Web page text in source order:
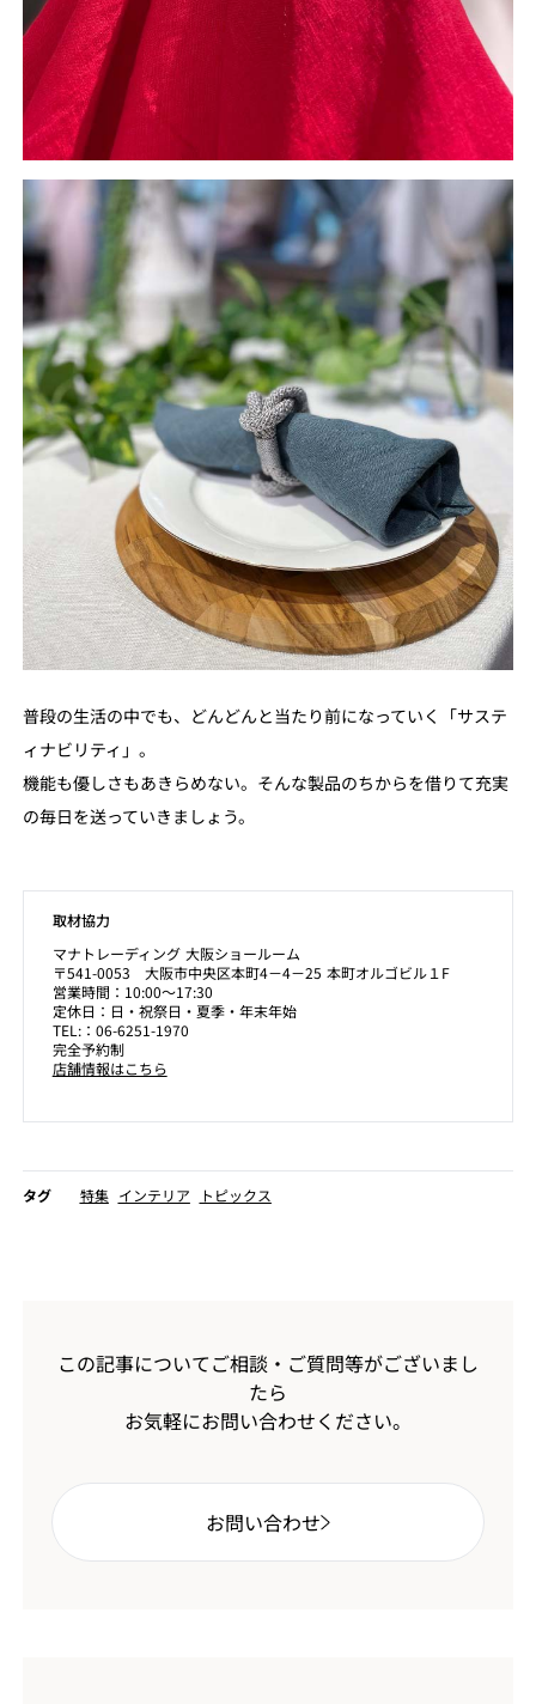
普段の生活の中でも、どんどんと当たり前になっていく「サステ
ィナビリティ」。
機能も優しさもあきらめない。そんな製品のちからを借りて充実
の毎日を送っていきましょう。
取材協力
マナトレーディング 大阪ショールーム
〒541-0053 大阪市中央区本町4－4－25 本町オルゴビル１F
営業時間：10:00～17:30
定休日：日・祝祭日・夏季・年末年始
TEL:：06-6251-1970
完全予約制
店舗情報はこちら
タグ 特集 インテリア トピックス
この記事についてご相談・ご質問等がございまし
たら
お気軽にお問い合わせください。
お問い合わせ